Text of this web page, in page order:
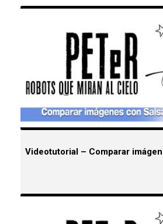
Videotutorial – Comparar